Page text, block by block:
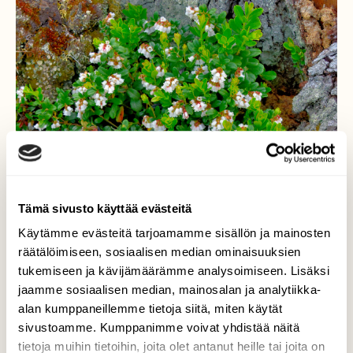
Tämä sivusto käyttää evästeitä
Käytämme evästeitä tarjoamamme sisällön ja mainosten
räätälöimiseen, sosiaalisen median ominaisuuksien
tukemiseen ja kävijämäärämme analysoimiseen. Lisäksi
jaamme sosiaalisen median, mainosalan ja analytiikka-
alan kumppaneillemme tietoja siitä, miten käytät
sivustoamme. Kumppanimme voivat yhdistää näitä
tietoja muihin tietoihin, joita olet antanut heille tai joita on